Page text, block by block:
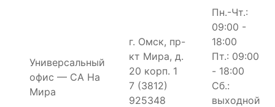
Универсальный
офис — СА На
Мира
г. Омск, пр-
кт Мира, д.
20 корп. 1
7 (3812)
925348
Пн.-Чт.:
09:00 -
18:00
Пт.: 09:00
- 18:00
Сб.:
выходной